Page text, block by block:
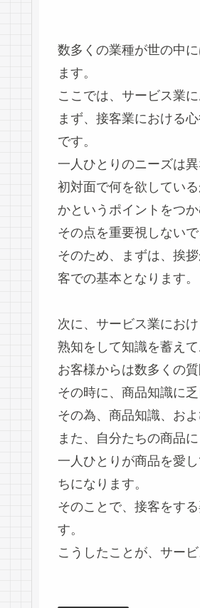
数多くの業種が世の中
ます。
ここでは、サービス業
まず、接客業における
です。
一人ひとりのニーズは
初対面で何を欲してい
かというポイントをつ
その点を重要視しない
そのため、まずは、挨
客での基本となります。
次に、サービス業にお
熟知をして知識を蓄えて
お客様からは数多くの
その時に、商品知識に
その為、商品知識、お
また、自分たちの商品
一人ひとりが商品を愛
ちになります。
そのことで、接客をす
す。
こうしたことが、サー